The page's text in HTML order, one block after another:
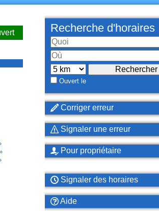
Recherche d'horaires
Ouvert le
Corriger erreur
Signaler une erreur
Pour propriétaire
Signaler des horaires
Aide